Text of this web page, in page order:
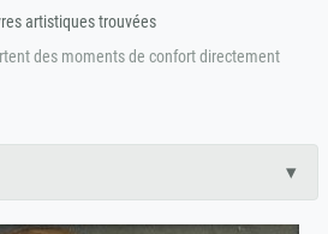
artistiques trouvées
des moments de confort directement